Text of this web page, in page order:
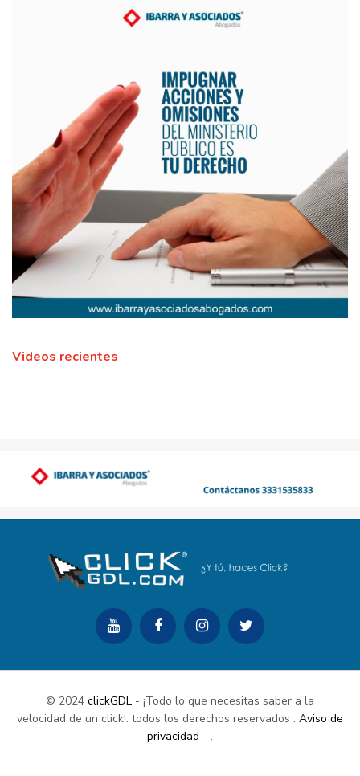
Videos recientes
© 2024 clickGDL - ¡Todo lo que necesitas saber a la
velocidad de un click!. todos los derechos reservados . Aviso de
privacidad - .